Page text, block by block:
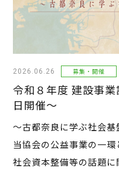
2026.06.26 募集・開催
令和８年度 建設事
日開催～
～古都奈良に学ぶ社会基
当協会の公益事業の一環
社会資本整備等の話題